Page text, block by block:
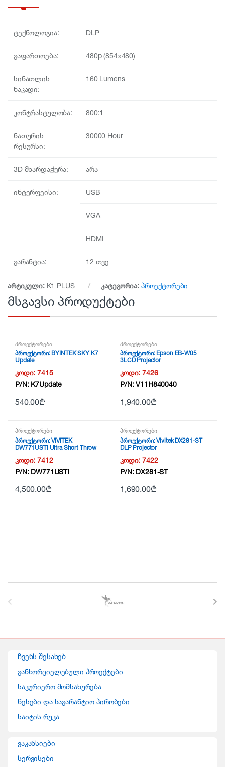
ტექნოლოგია: DLP
გაფართოება: 480p (854×480)
სინათლის
ნაკადი:
160 Lumens
კონტრასტულობა: 800:1
ნათურის
რესურსი:
30000 Hour
3D მხარდაჭერა: არა
ინტერფეისი: USB
VGA
HDMI
გარანტია: 12 თვე
არტიკული: K1 PLUS კატეგორია: პროექტორები
მსგავსი პროდუქტები
პროექტორები
პროექტორი: BYINTEK SKY K7
Update
კოდი:7415
P/N: K7Update
540.00₾
პროექტორები
პროექტორი: Epson EB-W05
3LCD Projector
კოდი:7426
P/N:V11H840040
1,940.00₾
პროექტორები
პროექტორი: VIVITEK
DW771USTI Ultra Short Throw
კოდი:7412
P/N: DW771USTI
4,500.00₾
პროექტორები
პროექტორი: Vivitek DX281-ST
DLP Projector
კოდი:7422
P/N: DX281-ST
1,690.00₾
ჩვენს შესახებ
განხორციელებული პროექტები
საკურიერო მომსახურება
წესები და საგარანტიო პირობები
საიტის რუკა
ვაკანსიები
სერვისები